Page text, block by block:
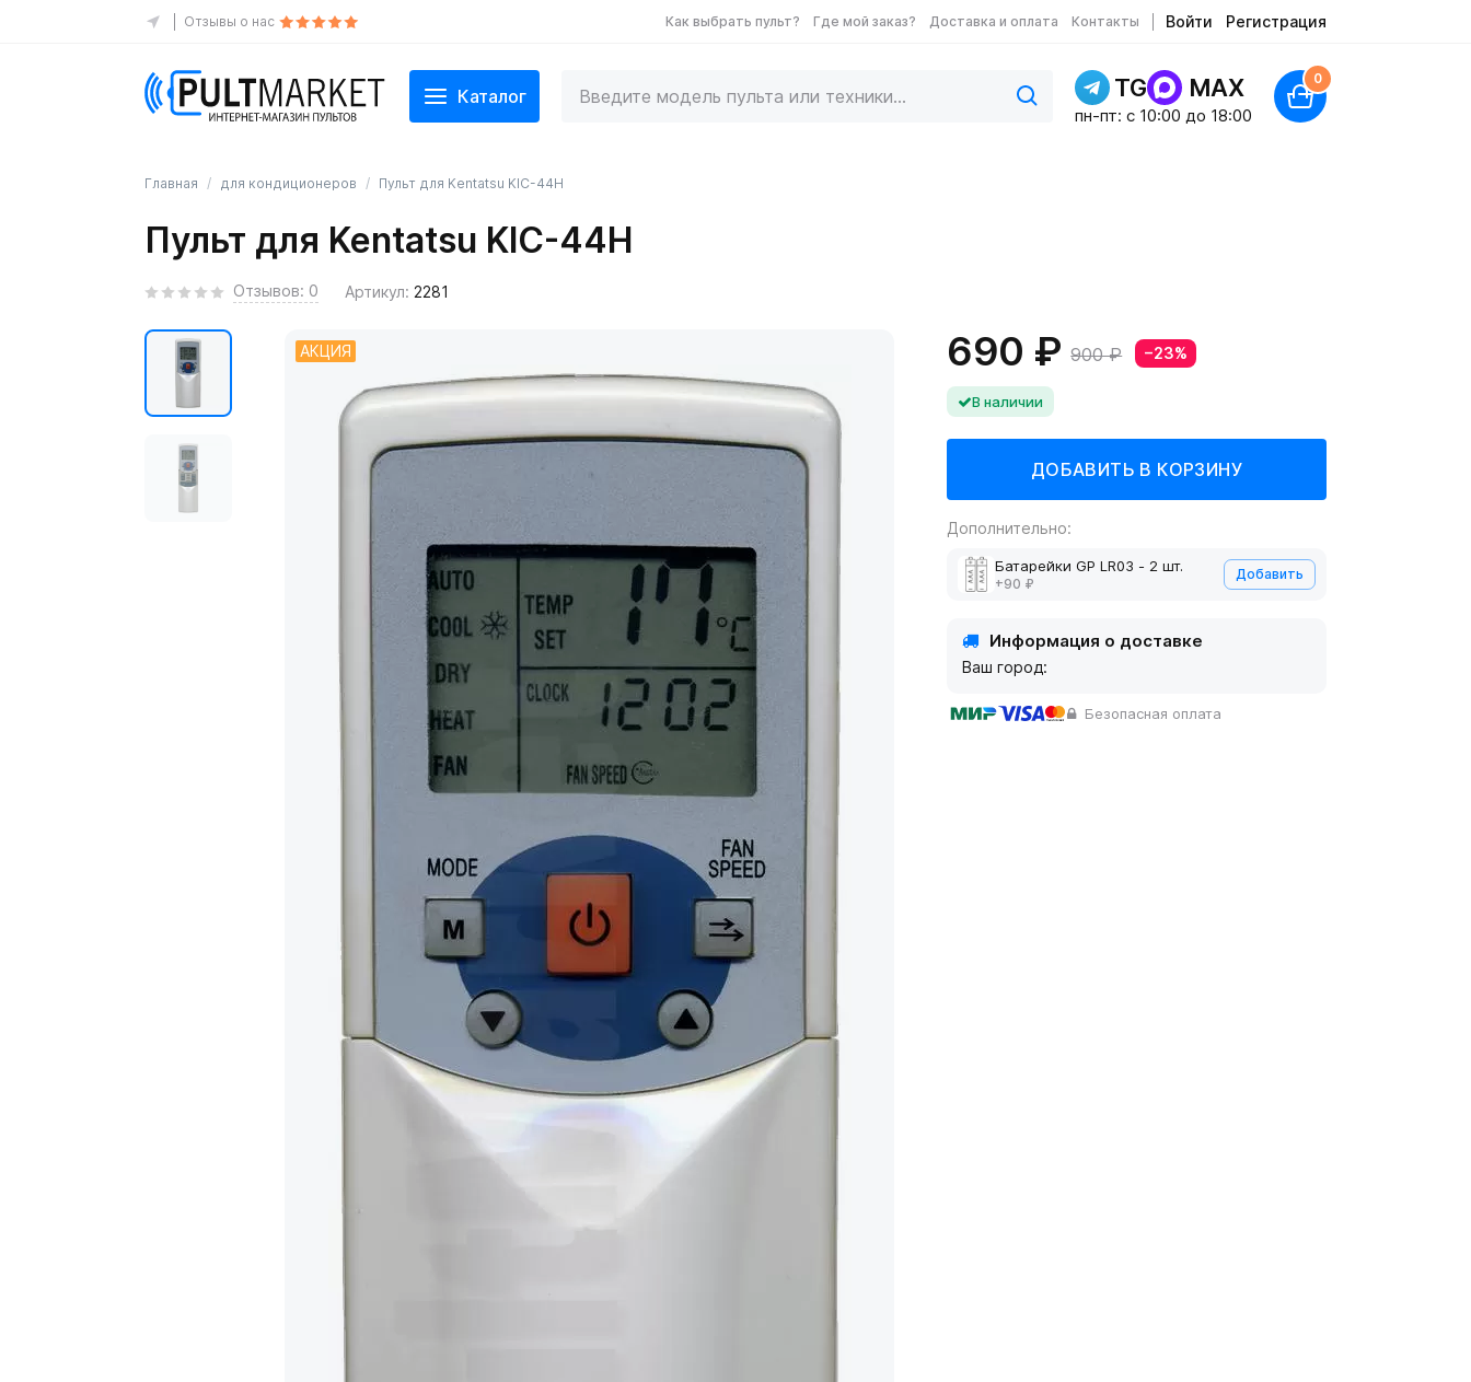
Отзывы о нас Как выбрать пульт? Где мой заказ? Доставка и оплата Контакты Войти Регистрация
Каталог TG MAX
пн-пт: c 10:00 до 18:00
0
Главная для кондиционеров Пульт для Kentatsu KIC-44H
Пульт для Kentatsu KIC-44H
Отзывов: 0 Артикул: 2281
АКЦИЯ 690 ₽ 900 ₽ −23%
В наличии
Дополнительно:
Батарейки GP LR03 - 2 шт.
+90 ₽
Добавить
Информация о доставке
Ваш город:
Безопасная оплата